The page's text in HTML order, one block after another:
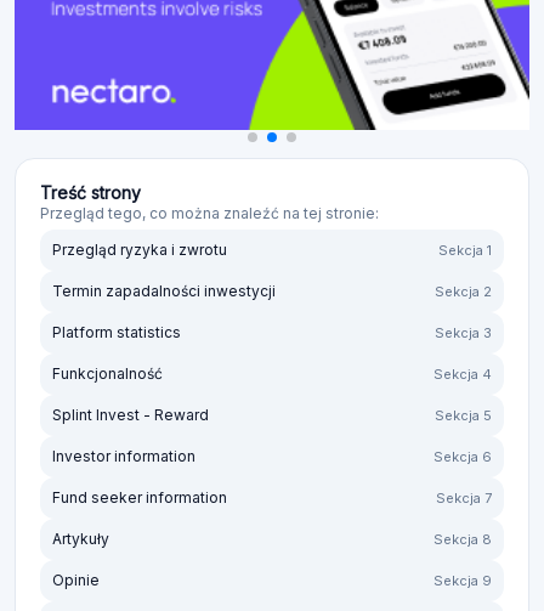
Treść strony
Przegląd tego, co można znaleźć na tej stronie:
Przegląd ryzyka i zwrotu
Sekcja 1
Termin zapadalności inwestycji Sekcja 2
Platform statistics Sekcja 3
Funkcjonalność Sekcja 4
Splint Invest - Reward Sekcja 5
Investor information Sekcja 6
Fund seeker information Sekcja 7
Artykuły Sekcja 8
Opinie Sekcja 9